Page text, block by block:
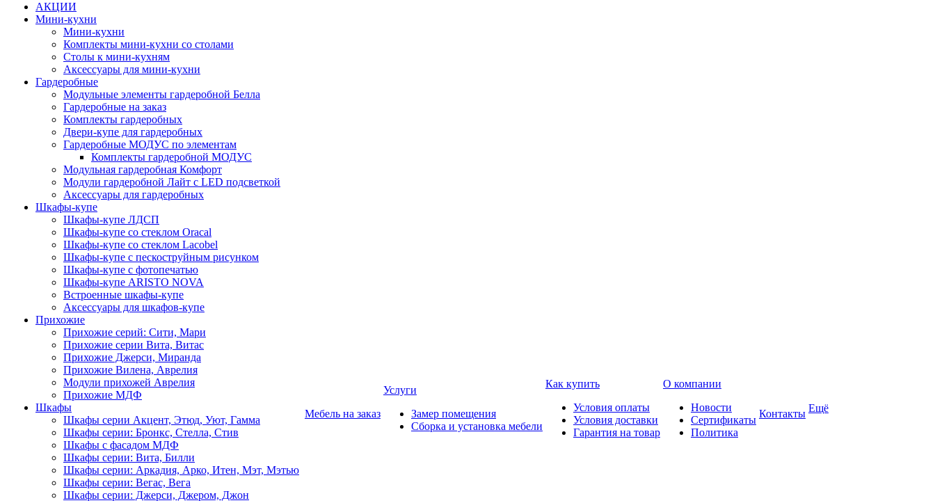
АКЦИИ
Мини-кухни
Мини-кухни
Комплекты мини-кухни со столами
Столы к мини-кухням
Аксессуары для мини-кухни
Гардеробные
Модульные элементы гардеробной Белла
Гардеробные на заказ
Комплекты гардеробных
Двери-купе для гардеробных
Гардеробные МОДУС по элементам
Комплекты гардеробной МОДУС
Модульная гардеробная Комфорт
Модули гардеробной Лайт с LED подсветкой
Аксессуары для гардеробных
Шкафы-купе
Шкафы-купе ЛДСП
Шкафы-купе со стеклом Oracal
Шкафы-купе со стеклом Lacobel
Шкафы-купе с пескоструйным рисунком
Шкафы-купе с фотопечатью
Шкафы-купе ARISTO NOVA
Встроенные шкафы-купе
Аксессуары для шкафов-купе
Прихожие
Прихожие серий: Сити, Мари
Прихожие серии Вита, Витас
Прихожие Джерси, Миранда
Прихожие Вилена, Аврелия
Модули прихожей Аврелия
Прихожие МДФ
Шкафы
Шкафы серии Акцент, Этюд, Уют, Гамма
Шкафы серии: Бронкс, Стелла, Стив
Шкафы с фасадом МДФ
Шкафы серии: Вита, Билли
Шкафы серии: Аркадия, Арко, Итен, Мэт, Мэтью
Шкафы серии: Вегас, Вега
Шкафы серии: Джерси, Джером, Джон
Мебель на заказ
Услуги
Замер помещения
Сборка и установка мебели
Как купить
Условия оплаты
Условия доставки
Гарантия на товар
О компании
Новости
Сертификаты
Политика
Контакты Ещё